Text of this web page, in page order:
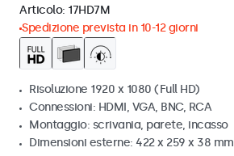
Articolo: 17HD7M
Spedizione prevista in 10-12 giorni
Risoluzione 1920 x 1080 (Full HD)
Connessioni: HDMI, VGA, BNC, RCA
Montaggio: scrivania, parete, incasso
Dimensioni esterne: 422 x 259 x 38 mm